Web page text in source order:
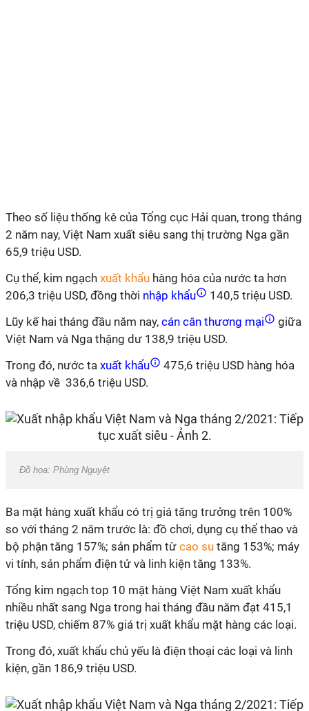
Theo số liệu thống kê của Tổng cục Hải quan, trong tháng
2 năm nay, Việt Nam xuất siêu sang thị trường Nga gần
65,9 triệu USD.
Cụ thể, kim ngạch xuất khẩu hàng hóa của nước ta hơn
206,3 triệu USD, đồng thời nhập khẩu
140,5 triệu USD.
Lũy kế hai tháng đầu năm nay, cán cân thương mại
giữa
Việt Nam và Nga thặng dư 138,9 triệu USD.
Trong đó, nước ta xuất khẩu
475,6 triệu USD hàng hóa
và nhập về 336,6 triệu USD.
Đồ họa: Phùng Nguyệt
Ba mặt hàng xuất khẩu có trị giá tăng trưởng trên 100%
so với tháng 2 năm trước là: đồ chơi, dụng cụ thể thao và
bộ phận tăng 157%; sản phẩm từ cao su tăng 153%; máy
vi tính, sản phẩm điện tử và linh kiện tăng 133%.
Tổng kim ngạch top 10 mặt hàng Việt Nam xuất khẩu
nhiều nhất sang Nga trong hai tháng đầu năm đạt 415,1
triệu USD, chiếm 87% giá trị xuất khẩu mặt hàng các loại.
Trong đó, xuất khẩu chủ yếu là điện thoại các loại và linh
kiện, gần 186,9 triệu USD.